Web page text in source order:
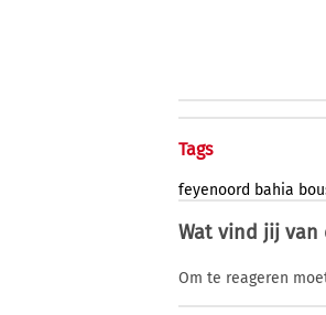
Tags
feyenoord bahia
Wat vind jij van
Om te reageren